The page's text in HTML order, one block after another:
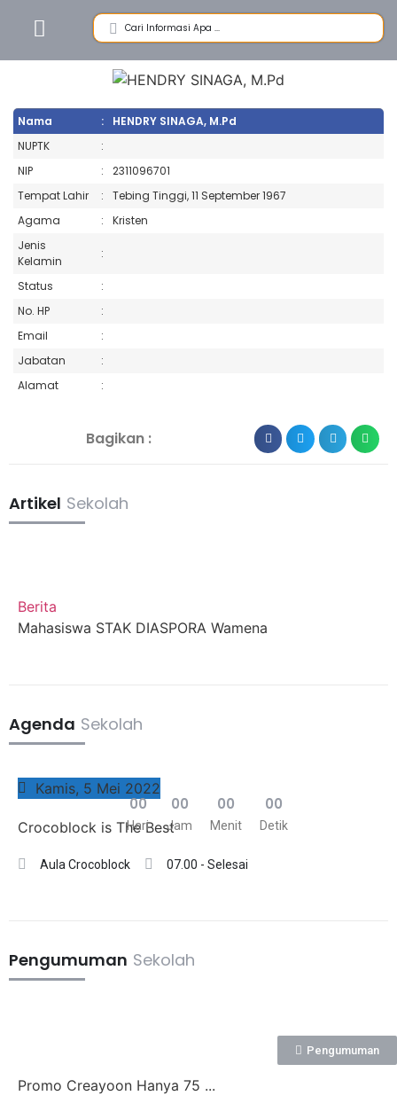
Nama :
HENDRY SINAGA, M.Pd
NUPTK
:
NIP
:
2311096701
Tempat Lahir
:
Tebing Tinggi, 11 September 1967
Agama
:
Kristen
Jenis
Kelamin
:
Status
:
No. HP
:
Email
:
Jabatan
:
Alamat
:
Bagikan :
Artikel Sekolah
Berita
Mahasiswa STAK DIASPORA Wamena
Agenda Sekolah
Kamis, 5 Mei 2022
Crocoblock is The Best
Aula Crocoblock 07.00 - Selesai
00
Hari
00
Jam
00
Menit
00
Detik
Pengumuman Sekolah
Pengumuman
Promo Creayoon Hanya 75 ...